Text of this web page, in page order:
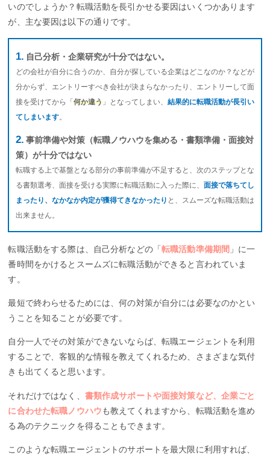
いのでしょうか？転職活動を長引かせる要因はいくつかあります
が、主な要因は以下の通りです。
自己分析・企業研究が十分ではない。
どの会社が自分に合うのか、自分が探している企業はどこなのか？などが
分からず、エントリーすべき会社が決まらなかったり、エントリーして面
接を受けてから「 何か違う」となってしまい、 結果的に転職活動が長引い
てしまいます。
事前準備や対策（転職ノウハウを集める・書類準備・面接対
策）が十分ではない
転職する上で基盤となる部分の事前準備が不足すると、次のステップとな
る書類選考、面接を受ける実際に転職活動に入った際に、 面接で落ちてし
まったり、なかなか内定が獲得てきなかったり と、スムーズな転職活動は
出来ません。
転職活動をする際は、自己分析などの「転職活動準備期間 」に一
番時間をかけるとスームズに転職活動ができると言われていま
す。
最短で終わらせるためには、何の対策が自分には必要なのかとい
うことを知ることが必要です。
自分一人でその対策ができないならば、転職エージェントを利用
することで、客観的な情報を教えてくれるため、さまざまな気付
きも出てくると思います。
それだけではなく、 書類作成サポートや面接対策など、企業ごと
に合わせた転職ノウハウも教えてくれますから、転職活動を進め
る為のテクニックを得ることもできます。
このような転職エージェントのサポートを最大限に利用すれば、